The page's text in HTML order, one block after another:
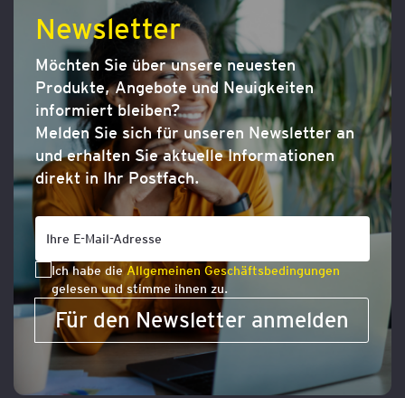
Newsletter
Möchten Sie über unsere neuesten
Produkte, Angebote und Neuigkeiten
informiert bleiben?
Melden Sie sich für unseren Newsletter an
und erhalten Sie aktuelle Informationen
direkt in Ihr Postfach.
Ich habe dieAllgemeinen Geschäftsbedingungen
gelesen und stimme ihnen zu.
Für den Newsletter anmelden